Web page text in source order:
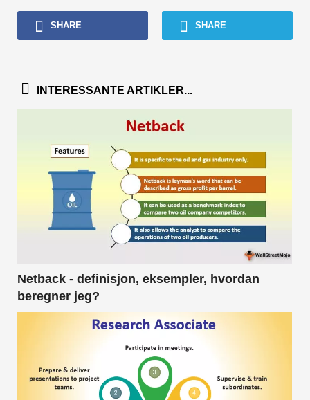
SHARE SHARE
INTERESSANTE ARTIKLER...
Netback - definisjon, eksempler, hvordan
beregner jeg?